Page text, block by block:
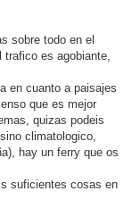
sobre todo en el
es agobiante,
en cuanto a paisajes
que es mejor
quizas podeis
climatologico,
hay un ferry que os
suficientes cosas en